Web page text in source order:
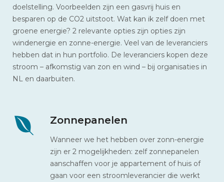
doelstelling. Voorbeelden zijn een gasvrij huis en
besparen op de CO2 uitstoot. Wat kan ik zelf doen met
groene energie? 2 relevante opties zijn opties zijn
windenergie en zonne-energie. Veel van de leveranciers
hebben dat in hun portfolio. De leveranciers kopen deze
stroom – afkomstig van zon en wind – bij organisaties in
NL en daarbuiten.
Zonnepanelen
Wanneer we het hebben over zonn-energie
zijn er 2 mogelijkheden: zelf zonnepanelen
aanschaffen voor je appartement of huis of
gaan voor een stroomleverancier die werkt